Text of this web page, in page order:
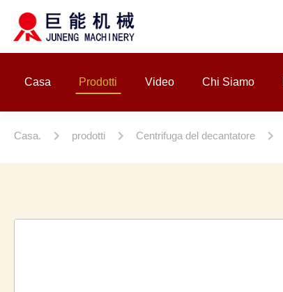
Casa Prodotti Video Chi Siamo
Casa. prodotti Centrifuga del decantatore